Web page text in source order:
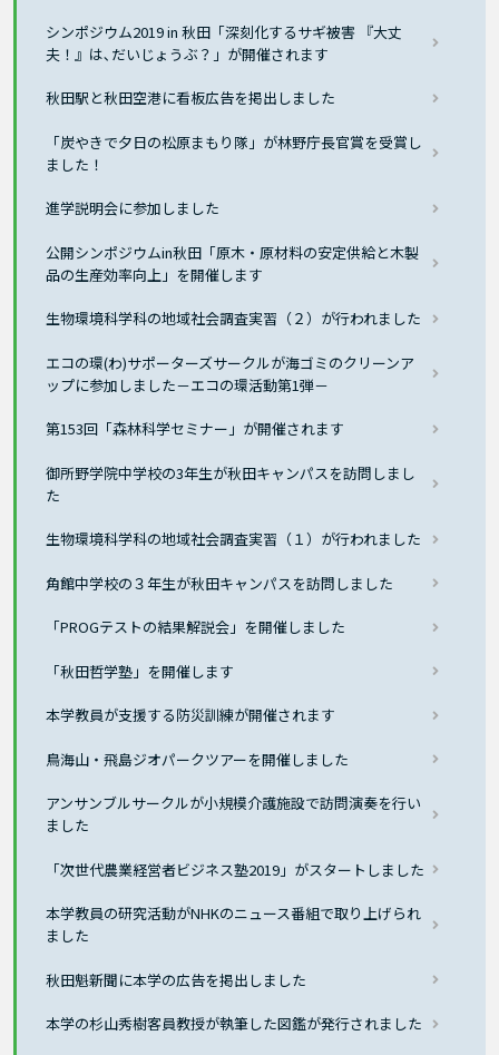
シンポジウム2019 in 秋田「深刻化するサギ被害 『大丈
夫！』は､だいじょうぶ？」が開催されます
秋田駅と秋田空港に看板広告を掲出しました
「炭やきで夕日の松原まもり隊」が林野庁長官賞を受賞し
ました！
進学説明会に参加しました
公開シンポジウムin秋田「原木・原材料の安定供給と木製
品の生産効率向上」を開催します
生物環境科学科の地域社会調査実習（２）が行われました
エコの環(わ)サポーターズサークルが海ゴミのクリーンア
ップに参加しました－エコの環活動第1弾－
第153回「森林科学セミナー」が開催されます
御所野学院中学校の3年生が秋田キャンパスを訪問しまし
た
生物環境科学科の地域社会調査実習（１）が行われました
角館中学校の３年生が秋田キャンパスを訪問しました
「PROGテストの結果解説会」を開催しました
「秋田哲学塾」を開催します
本学教員が支援する防災訓練が開催されます
鳥海山・飛島ジオパークツアーを開催しました
アンサンブルサークルが小規模介護施設で訪問演奏を行い
ました
「次世代農業経営者ビジネス塾2019」がスタートしました
本学教員の研究活動がNHKのニュース番組で取り上げられ
ました
秋田魁新聞に本学の広告を掲出しました
本学の杉山秀樹客員教授が執筆した図鑑が発行されました